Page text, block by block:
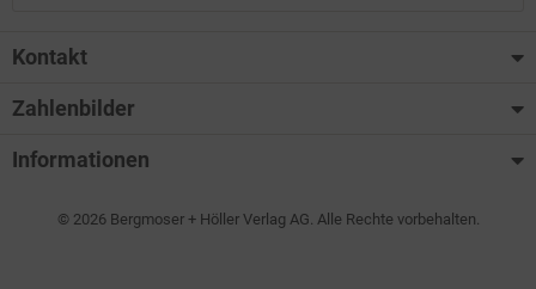
Kontakt
Zahlenbilder
Informationen
© 2026 Bergmoser + Höller Verlag AG. Alle Rechte vorbehalten.